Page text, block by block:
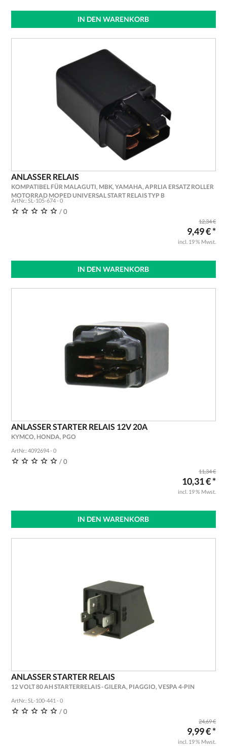
IN DEN WARENKORB
ANLASSER RELAIS
KOMPATIBEL FÜR MALAGUTI, MBK, YAMAHA, APRLIA ERSATZ ROLLER
MOTORRAD MOPED UNIVERSAL START RELAIS TYP B
ArtNr.: SL-105-674 - 0
/ 0
12,34 €
9,49 € *
incl. 19 % Mwst.
IN DEN WARENKORB
ANLASSER STARTER RELAIS 12V 20A
KYMCO, HONDA, PGO
ArtNr.: 4092694 - 0
/ 0
11,34 €
10,31 € *
incl. 19 % Mwst.
IN DEN WARENKORB
ANLASSER STARTER RELAIS
12 VOLT 80 AH STARTERRELAIS - GILERA, PIAGGIO, VESPA 4-PIN
ArtNr.: SL-100-441 - 0
/ 0
24,69 €
9,99 € *
incl. 19 % Mwst.